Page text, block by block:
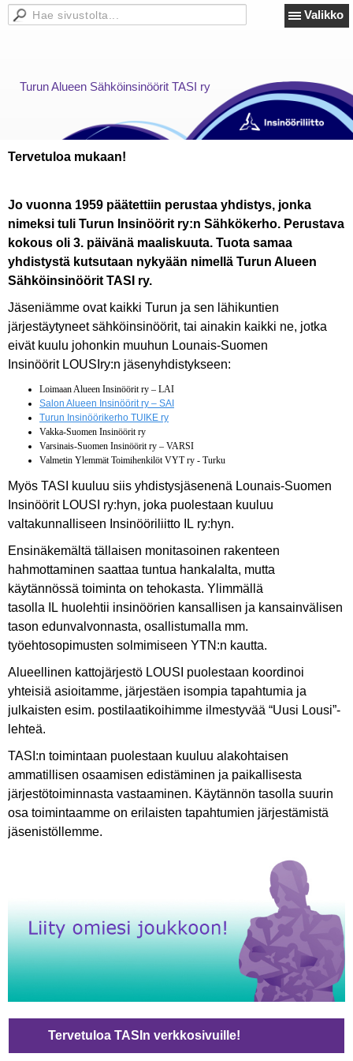
Valikko
Turun Alueen Sähköinsinöörit TASI ry
Tervetuloa mukaan!
Jo vuonna 1959 päätettiin perustaa yhdistys, jonka
nimeksi tuli Turun Insinöörit ry:n Sähkökerho. Perustava
kokous oli 3. päivänä maaliskuuta. Tuota samaa
yhdistystä kutsutaan nykyään nimellä Turun Alueen
Sähköinsinöörit TASI ry.
Jäseniämme ovat kaikki Turun ja sen lähikuntien
järjestäytyneet sähköinsinöörit, tai ainakin kaikki ne, jotka
eivät kuulu johonkin muuhun Lounais-Suomen
Insinöörit LOUSIry:n jäsenyhdistykseen:
Loimaan Alueen Insinöörit ry – LAI
Salon Alueen Insinöörit ry – SAI
Turun Insinöörikerho TUIKE ry
Vakka-Suomen Insinöörit ry
Varsinais-Suomen Insinöörit ry – VARSI
Valmetin Ylemmät Toimihenkilöt VYT ry - Turku
Myös TASI kuuluu siis yhdistysjäsenenä Lounais-Suomen
Insinöörit LOUSI ry:hyn, joka puolestaan kuuluu
valtakunnalliseen Insinööriliitto IL ry:hyn.
Ensinäkemältä tällaisen monitasoinen rakenteen
hahmottaminen saattaa tuntua hankalalta, mutta
käytännössä toiminta on tehokasta. Ylimmällä
tasolla IL huolehtii insinöörien kansallisen ja kansainvälisen
tason edunvalvonnasta, osallistumalla mm.
työehtosopimusten solmimiseen YTN:n kautta.
Alueellinen kattojärjestö LOUSI puolestaan koordinoi
yhteisiä asioitamme, järjestäen isompia tapahtumia ja
julkaisten esim. postilaatikoihimme ilmestyvää “Uusi Lousi”-
lehteä.
TASI:n toimintaan puolestaan kuuluu alakohtaisen
ammatillisen osaamisen edistäminen ja paikallisesta
järjestötoiminnasta vastaaminen. Käytännön tasolla suurin
osa toimintaamme on erilaisten tapahtumien järjestämistä
jäsenistöllemme.
Tervetuloa TASIn verkkosivuille!